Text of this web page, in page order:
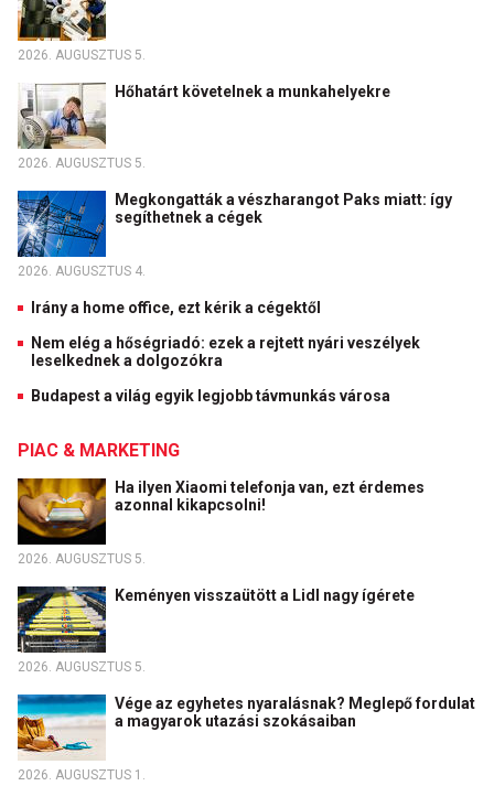
2026. AUGUSZTUS 5.
Hőhatárt követelnek a munkahelyekre
2026. AUGUSZTUS 5.
Megkongatták a vészharangot Paks miatt: így
segíthetnek a cégek
2026. AUGUSZTUS 4.
Irány a home office, ezt kérik a cégektől
Nem elég a hőségriadó: ezek a rejtett nyári veszélyek
leselkednek a dolgozókra
Budapest a világ egyik legjobb távmunkás városa
PIAC & MARKETING
Ha ilyen Xiaomi telefonja van, ezt érdemes
azonnal kikapcsolni!
2026. AUGUSZTUS 5.
Keményen visszaütött a Lidl nagy ígérete
2026. AUGUSZTUS 5.
Vége az egyhetes nyaralásnak? Meglepő fordulat
a magyarok utazási szokásaiban
2026. AUGUSZTUS 1.